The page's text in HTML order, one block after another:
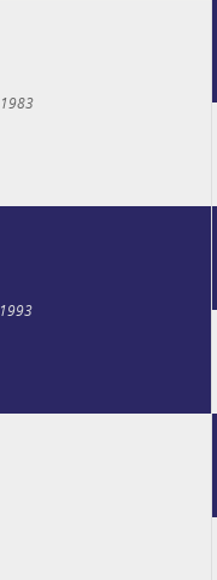
1983
1993